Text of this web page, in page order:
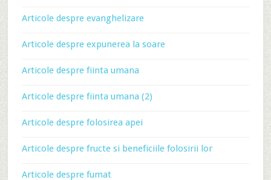
Articole despre evanghelizare
Articole despre expunerea la soare
Articole despre fiinta umana
Articole despre fiinta umana (2)
Articole despre folosirea apei
Articole despre fructe si beneficiile folosirii lor
Articole despre fumat